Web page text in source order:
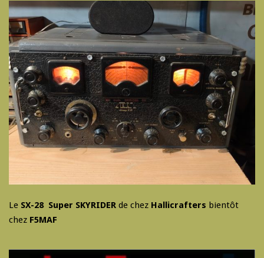
Le SX-28 Super SKYRIDER de chez Hallicrafters bientôt
chez F5MAF